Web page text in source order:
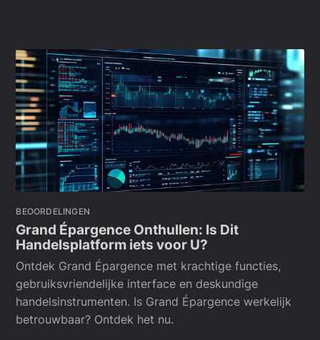
BEOORDELINGEN
Grand Épargence Onthullen: Is Dit
Handelsplatform iets voor U?
Ontdek Grand Épargence met krachtige functies,
gebruiksvriendelijke interface en deskundige
handelsinstrumenten. Is Grand Épargence werkelijk
betrouwbaar? Ontdek het nu.